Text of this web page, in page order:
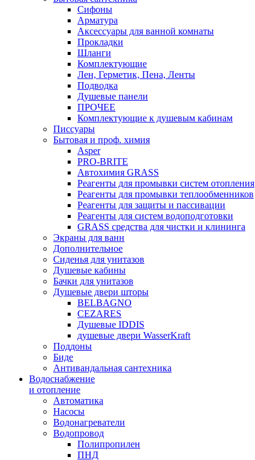
Сифоны
Арматура
Аксессуары для ванной комнаты
Прокладки
Шланги
Комплектующие
Лен, Герметик, Пена, Ленты
Подводка
Душевые панели
ПРОЧЕЕ
Комплектующие к душевым кабинам
Писсуары
Бытовая и проф. химия
Asper
PRO-BRITE
Автохимия GRASS
Реагенты для промывки систем отопления
Реагенты для промывки теплообменников
Реагенты для защиты и пассивации
Реагенты для систем водоподготовки
GRASS средства для чистки и клининга
Экраны для ванн
Дополнительное
Сиденья для унитазов
Душевые кабины
Бачки для унитазов
Душевые двери шторы
BELBAGNO
CEZARES
Душевые IDDIS
душевые двери WasserKraft
Поддоны
Биде
Антивандальная сантехника
Водоснабжение
и отопление
Автоматика
Насосы
Водонагреватели
Водопровод
Полипропилен
ПНД